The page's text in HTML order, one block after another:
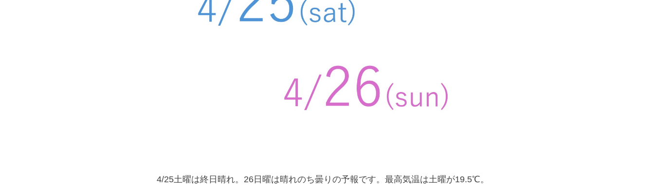
4/25土曜は終日晴れ。26日曜は晴れのち曇りの予報です。最高気温は土曜が19.5℃。